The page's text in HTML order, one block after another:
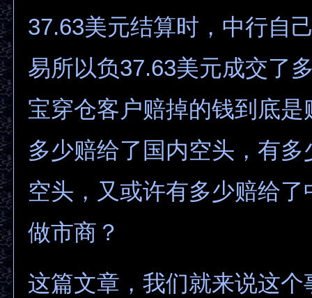
37.63美元结算时，中行自
易所以负37.63美元成交了
宝穿仓客户赔掉的钱到底是
多少赔给了国内空头，有多
空头，又或许有多少赔给了
做市商？
这篇文章，我们就来说这个